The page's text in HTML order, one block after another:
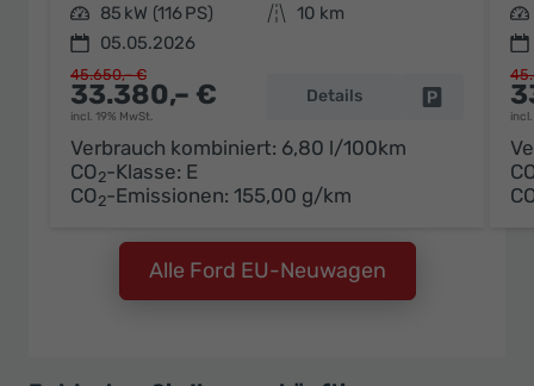
Leistung 85 kW (116 PS) Kilometerstand 10 km
05.05.2026
33.380,– €
incl. 19% MwSt.
45.650,– €
Details Fahrzeug
Verbrauch kombiniert: 6,80 l/100km
CO2-Klasse: E
CO2-Emissionen: 155,00 g/km
Leistung
Alle Ford EU-Neuwagen